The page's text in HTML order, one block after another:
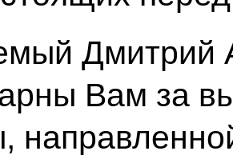
Дмитрий
Вам за